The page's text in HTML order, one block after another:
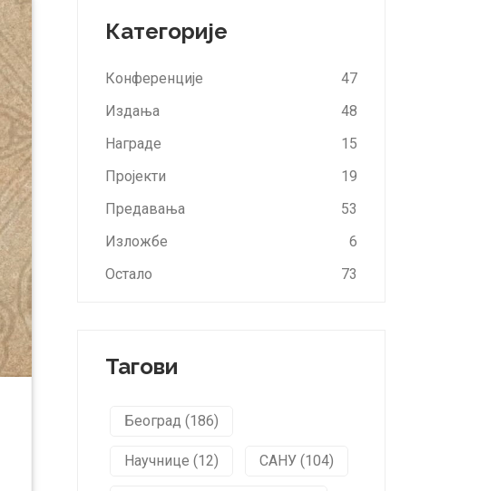
Категорије
Конференције
47
Издања
48
Награде
15
Пројекти
19
Предавања
53
Изложбе
6
Остало
73
Тагови
Београд (186)
Научнице (12) САНУ (104)